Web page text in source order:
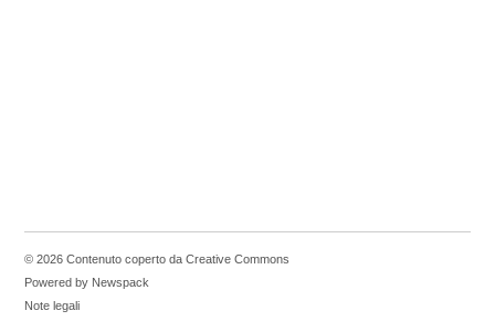
© 2026 Contenuto coperto da Creative Commons
Powered by Newspack
Note legali